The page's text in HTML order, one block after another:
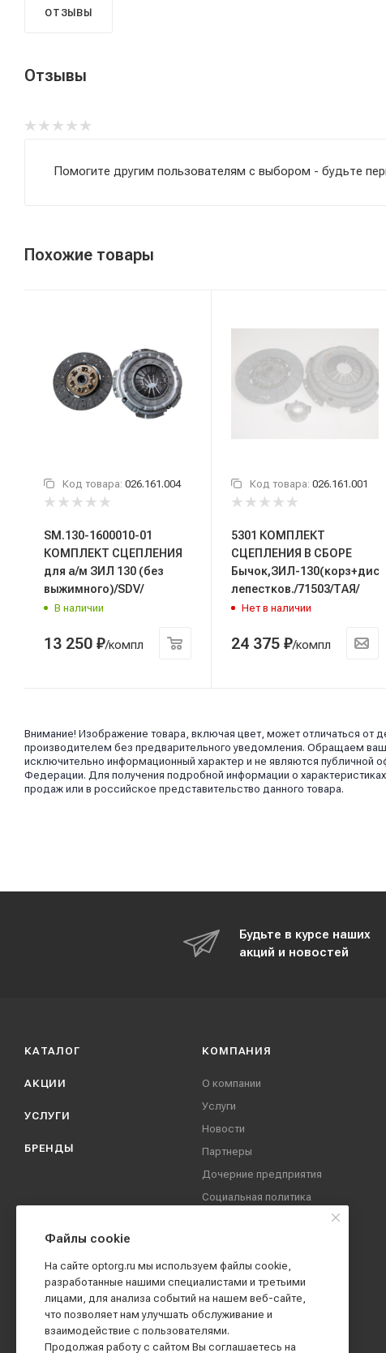
ОТЗЫВЫ
Отзывы
Помогите другим пользователям с выбором - будьте
Похожие товары
Код товара: 026.161.004
SM.130-1600010-01
КОМПЛЕКТ СЦЕПЛЕНИЯ
для а/м ЗИЛ 130 (без
выжимного)/SDV/
В наличии
13 250 ₽/компл
Код товара: 026.161.001
5301 КОМПЛЕКТ
СЦЕПЛЕНИЯ В СБОРЕ
Бычок,ЗИЛ-
лепестков./71503/ТАЯ/
Нет в наличии
24 375₽/компл
Внимание! Изображение товара, включая цвет, может отличаться от
производителем без предварительного уведомления. Обращаем
исключительно информационный характер и не являются публичной
Федерации. Для получения подробной информации о
продаж или в российское представительство данного товара.
Будьте в курсе наших
акций и новостей
КАТАЛОГ
АКЦИИ
УСЛУГИ
БРЕНДЫ
КОМПАНИЯ
О компании
Услуги
Новости
Партнеры
Дочерние предприятия
Социальная политика
Вакансии
Реквизиты
Контакты
Файлы cookie
На сайте optorg.ru мы используем файлы cookie,
разработанные нашими специалистами и третьими
лицами, для анализа событий на нашем веб-сайте,
что позволяет нам улучшать обслуживание и
взаимодействие с пользователями.
Продолжая работу с сайтом Вы соглашаетесь на